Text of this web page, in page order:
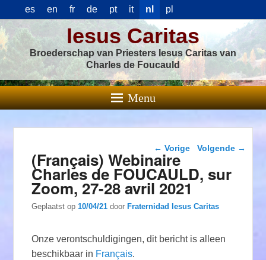
es en fr de pt it nl pl
Iesus Caritas
Broederschap van Priesters Iesus Caritas van
Charles de Foucauld
Menu
Berichtnavigatie
← Vorige Volgende →
(Français) Webinaire
Charles de FOUCAULD, sur
Zoom, 27-28 avril 2021
Geplaatst op10/04/21 doorFraternidad Iesus Caritas
Onze verontschuldigingen, dit bericht is alleen
beschikbaar in Français.